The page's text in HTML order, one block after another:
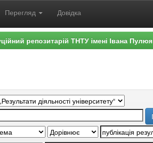
Перегляд Довідка
репозитарій ТНТУ імені Івана Пулюя